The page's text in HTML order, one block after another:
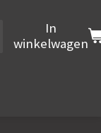
In
winkelwagen